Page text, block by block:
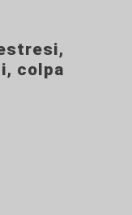
colpa